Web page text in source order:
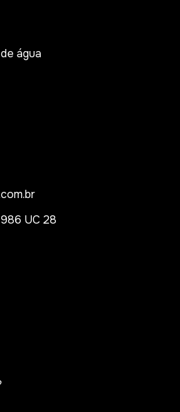
água
UC 28